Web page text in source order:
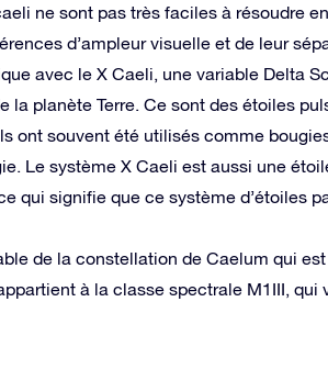
ne sont pas très faciles à résoudre
d’ampleur visuelle et de leur
avec le X Caeli, une variable Delta
la planète Terre. Ce sont des étoiles
ont souvent été utilisés comme
Le système X Caeli est aussi une
qui signifie que ce système d’étoiles
de la constellation de Caelum qui
à la classe spectrale M1III, qui